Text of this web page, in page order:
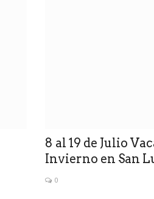
8 al 19 de Julio
Invierno en San
0